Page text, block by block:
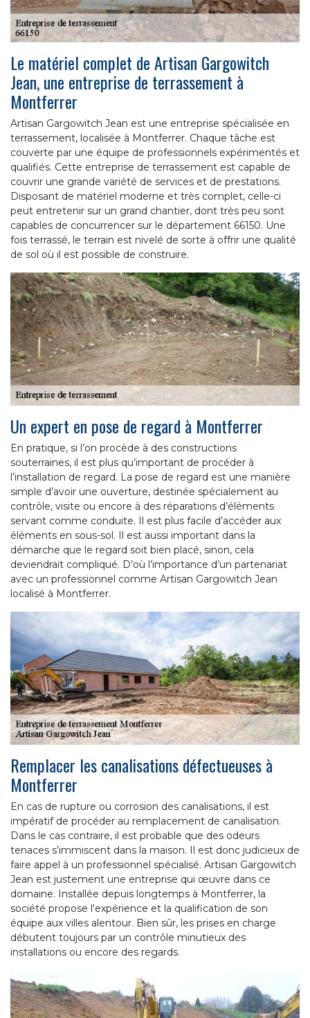
Le matériel complet de Artisan Gargowitch
Jean, une entreprise de terrassement à
Montferrer
Artisan Gargowitch Jean est une entreprise spécialisée en
terrassement, localisée à Montferrer. Chaque tâche est
couverte par une équipe de professionnels expérimentés et
qualifiés. Cette entreprise de terrassement est capable de
couvrir une grande variété de services et de prestations.
Disposant de matériel moderne et très complet, celle-ci
peut entretenir sur un grand chantier, dont très peu sont
capables de concurrencer sur le département 66150. Une
fois terrassé, le terrain est nivelé de sorte à offrir une qualité
de sol où il est possible de construire.
Un expert en pose de regard à Montferrer
En pratique, si l’on procède à des constructions
souterraines, il est plus qu’important de procéder à
l’installation de regard. La pose de regard est une manière
simple d’avoir une ouverture, destinée spécialement au
contrôle, visite ou encore à des réparations d’éléments
servant comme conduite. Il est plus facile d’accéder aux
éléments en sous-sol. Il est aussi important dans la
démarche que le regard soit bien placé, sinon, cela
deviendrait compliqué. D’où l’importance d’un partenariat
avec un professionnel comme Artisan Gargowitch Jean
localisé à Montferrer.
Remplacer les canalisations défectueuses à
Montferrer
En cas de rupture ou corrosion des canalisations, il est
impératif de procéder au remplacement de canalisation.
Dans le cas contraire, il est probable que des odeurs
tenaces s’immiscent dans la maison. Il est donc judicieux de
faire appel à un professionnel spécialisé. Artisan Gargowitch
Jean est justement une entreprise qui œuvre dans ce
domaine. Installée depuis longtemps à Montferrer, la
société propose l'expérience et la qualification de son
équipe aux villes alentour. Bien sûr, les prises en charge
débutent toujours par un contrôle minutieux des
installations ou encore des regards.